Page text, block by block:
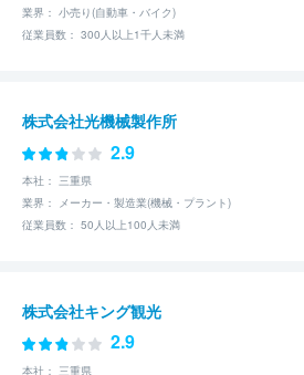
業界： 小売り(自動車・バイク)
従業員数： 300人以上1千人未満
株式会社光機械製作所
2.9
本社： 三重県
業界： メーカー・製造業(機械・プラント)
従業員数： 50人以上100人未満
株式会社キング観光
2.9
本社： 三重県